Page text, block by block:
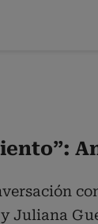
Juliana